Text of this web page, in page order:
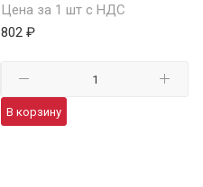
Цена за 1 шт с НДС
802 ₽
В корзину